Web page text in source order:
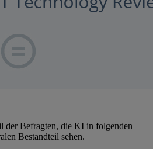
der Befragten, die KI in folgenden
Bestandteil sehen.